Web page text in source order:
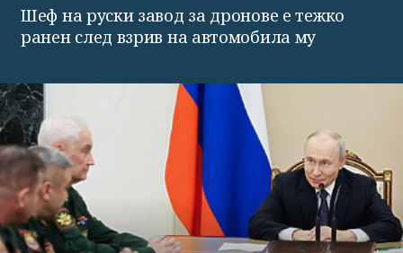
Шеф на руски завод за дронове е тежко
ранен след взрив на автомобила му